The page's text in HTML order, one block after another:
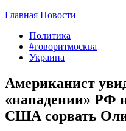
Главная Новости
Политика
#говоритмосква
Украина
Американист
«нападении» РФ
США сорвать